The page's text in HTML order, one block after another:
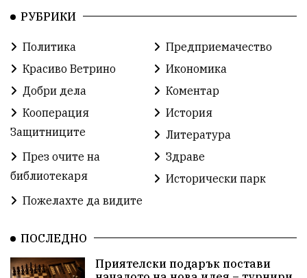
Фондация Въздигане
Автосъбитие Празници Розариумът
Партия "Величие" Здраве
СУ „Христо Ботев“ – Ветрино Вълчи дол
Предстоящи Доброволчески дейности
Забавления Второ българско царство
Храна от село Лична инициатива
Здравословно Изкуство Заедно за България
РУБРИКИ
Политика
Предприемачество
Красиво Ветрино
Икономика
Добри дела
Коментар
Кооперация
Защитниците
История
Литература
През очите на
библиотекаря
Здраве
Исторически парк
Пожелахте да видите
ПОСЛЕДНО
Приятелски подарък постави